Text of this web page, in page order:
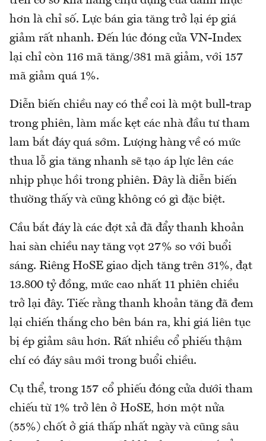
hơn là chỉ số. Lực bán gia tăng trở lại ép giá
giảm rất nhanh. Đến lúc đóng cửa VN-Index
lại chỉ còn 116 mã tăng/381 mã giảm, với 157
mã giảm quá 1%.
Diễn biến chiều nay có thể coi là một bull-trap
trong phiên, làm mắc kẹt các nhà đầu tư tham
lam bắt đáy quá sớm. Lượng hàng về có mức
thua lỗ gia tăng nhanh sẽ tạo áp lực lên các
nhịp phục hồi trong phiên. Đây là diễn biến
thường thấy và cũng không có gì đặc biệt.
Cầu bắt đáy là các đợt xả đã đẩy thanh khoản
hai sàn chiều nay tăng vọt 27% so với buổi
sáng. Riêng HoSE giao dịch tăng trên 31%, đạt
13.800 tỷ đồng, mức cao nhất 11 phiên chiều
trở lại đây. Tiếc rằng thanh khoản tăng đã đem
lại chiến thắng cho bên bán ra, khi giá liên tục
bị ép giảm sâu hơn. Rất nhiều cổ phiếu thậm
chí có đáy sâu mới trong buổi chiều.
Cụ thể, trong 157 cổ phiếu đóng cửa dưới tham
chiếu từ 1% trở lên ở HoSE, hơn một nửa
(55%) chốt ở giá thấp nhất ngày và cũng sâu